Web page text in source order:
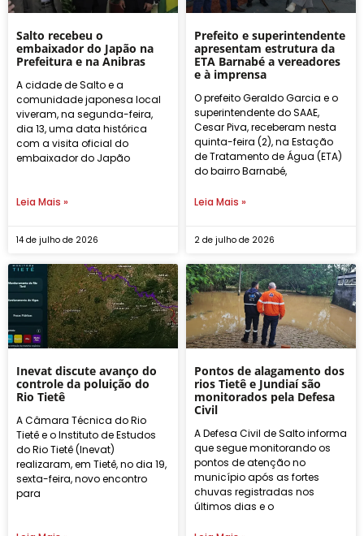
Salto recebeu o
embaixador do Japão na
Prefeitura e na Anibras
A cidade de Salto e a
comunidade japonesa local
viveram, na segunda-feira,
dia 13, uma data histórica
com a visita oficial do
embaixador do Japão
Leia Mais »
14 de julho de 2026
Prefeito e superintendente
apresentam estrutura da
ETA Barnabé a vereadores
e à imprensa
O prefeito Geraldo Garcia e o
superintendente do SAAE,
Cesar Piva, receberam nesta
quinta-feira (2), na Estação
de Tratamento de Água (ETA)
do bairro Barnabé,
Leia Mais »
2 de julho de 2026
Inevat discute avanço do
controle da poluição do
Rio Tietê
A Câmara Técnica do Rio
Tietê e o Instituto de Estudos
do Rio Tietê (Inevat)
realizaram, em Tietê, no dia 19,
sexta-feira, novo encontro
para
Pontos de alagamento dos
rios Tietê e Jundiaí são
monitorados pela Defesa
Civil
A Defesa Civil de Salto informa
que segue monitorando os
pontos de atenção no
município após as fortes
chuvas registradas nos
últimos dias e o